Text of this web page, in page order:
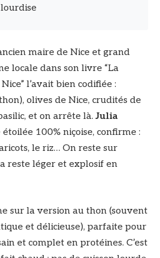
maire de Nice et grand
locale dans son livre “La
l’avait bien codifiée :
olives de Nice, crudités de
et on arrête là. Julia
étoilée 100% niçoise, confirme :
le riz… On reste sur
reste léger et explosif en
sur la version au thon (souvent
et délicieuse), parfaite pour
et complet en protéines. C’est